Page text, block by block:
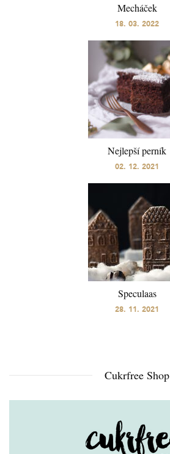
Mecháček
18. 03. 2022
Nejlepší perník
02. 12. 2021
Speculaas
28. 11. 2021
Cukrfree Shop